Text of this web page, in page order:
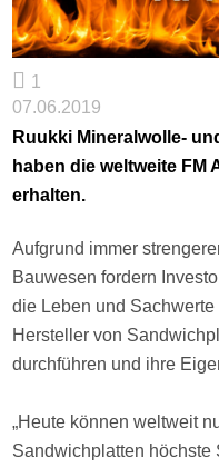
1
07.06.2019
Ruukki Mineralwolle-
haben die weltweite FM
erhalten.
Aufgrund immer
Bauwesen fordern
die Leben und
Hersteller von
durchführen und ihre
„Heute können weltweit
Sandwichplatten höchste